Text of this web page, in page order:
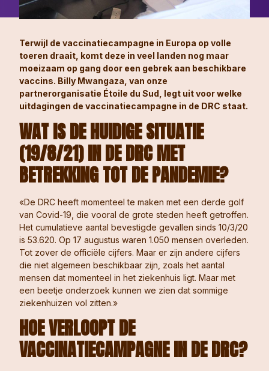
Terwijl de vaccinatiecampagne in Europa op volle
toeren draait, komt deze in veel landen nog maar
moeizaam op gang door een gebrek aan beschikbare
vaccins. Billy Mwangaza, van onze
partnerorganisatie Étoile du Sud, legt uit voor welke
uitdagingen de vaccinatiecampagne in de DRC staat.
WAT IS DE HUIDIGE SITUATIE
(19/8/21) IN DE DRC MET
BETREKKING TOT DE PANDEMIE?
«De DRC heeft momenteel te maken met een derde golf
van Covid-19, die vooral de grote steden heeft getroffen.
Het cumulatieve aantal bevestigde gevallen sinds 10/3/20
is 53.620. Op 17 augustus waren 1.050 mensen overleden.
Tot zover de officiële cijfers. Maar er zijn andere cijfers
die niet algemeen beschikbaar zijn, zoals het aantal
mensen dat momenteel in het ziekenhuis ligt. Maar met
een beetje onderzoek kunnen we zien dat sommige
ziekenhuizen vol zitten.»
HOE VERLOOPT DE
VACCINATIECAMPAGNE IN DE DRC?